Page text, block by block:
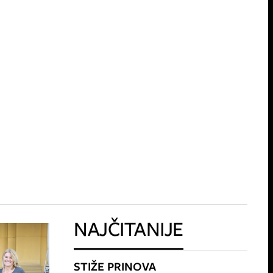
NAJČITANIJE
STIŽE PRINOVA